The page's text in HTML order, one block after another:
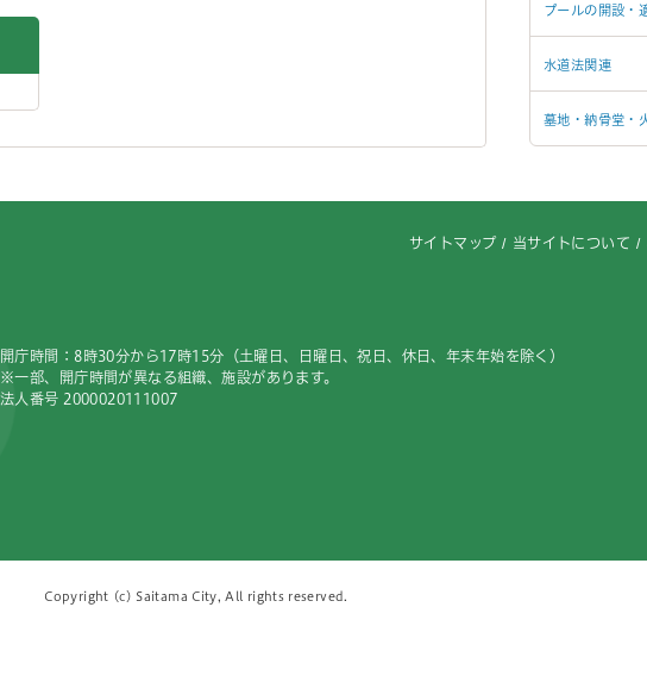
プールの開設・
水道法関連
墓地・納骨堂・
サイトマップ 当サイトについて
開庁時間：8時30分から17時15分（土曜日、日曜日、祝日、休日、年末年始を除く）
※一部、開庁時間が異なる組織、施設があります。
法人番号 2000020111007
Copyright (c) Saitama City, All rights reserved.